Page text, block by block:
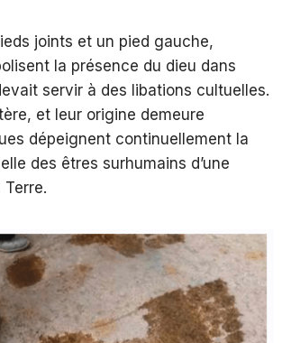
joints et un pied gauche,
la présence du dieu dans
servir à des libations cultuelles.
et leur origine demeure
dépeignent continuellement la
des êtres surhumains d’une